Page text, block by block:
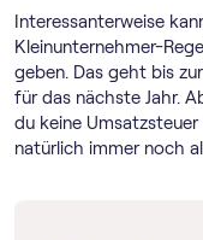
Interessanterweise
Kleinunternehmer-
geben. Das geht bis
für das nächste Jahr.
du keine
natürlich immer noch